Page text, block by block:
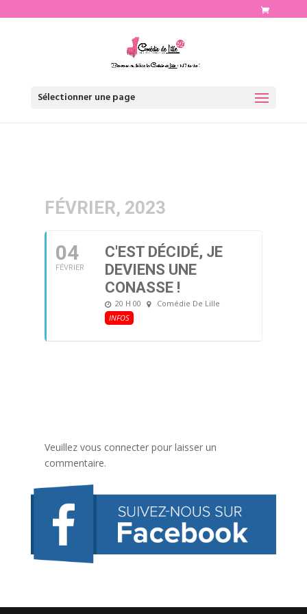
Sélectionner une page
FÉVRIER, 2023
04
FÉVRIER
C'EST DÉCIDÉ, JE
DEVIENS UNE
CONASSE !
20 H 00
Comédie De Lille
INFOS
Veuillez vous connecter pour laisser un
commentaire.